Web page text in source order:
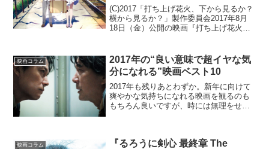
(C)2017「打ち上げ花火、下から見るか？
横から見るか？」製作委員会2017年8月
18日（金）公開の映画『打ち上げ花火、
少女まどか マギカ』を生み出した、「シ
ャフト」...
映画コラム
2017年の“良い意味で超イヤな気
分になれる”映画ベスト10
2017年も残りあとわずか。新年に向けて
爽やかな気持ちになれる映画を観るのも
もちろん良いですが、時には無理をせず
が独断と偏見で...
映画コラム
『るろうに剣心 最終章 The